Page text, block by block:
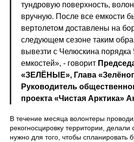
тундровую поверхность,
вручную. После все емкости
вертолетом доставлены на
следующем сезоне таким
вывезти с Челюскина порядка
емкостей», - говорит
«ЗЕЛЁНЫЕ», Глава
Руководитель
проекта «Чистая Арктика»
В течение месяца волонтеры
рекогносцировку территории,
нужно для того, чтобы спланировать